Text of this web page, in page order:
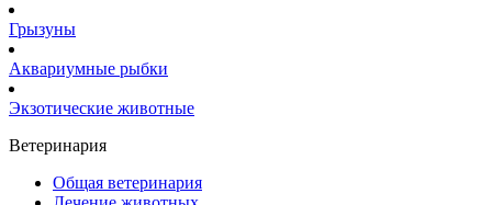
Грызуны
Аквариумные рыбки
Экзотические животные
Ветеринария
Общая ветеринария